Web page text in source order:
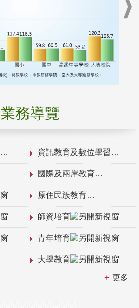
業務導覽
資訊教育及數位學習
國際及兩岸教育
原住民族教育
師資培育
青年培育
大學教育
更多